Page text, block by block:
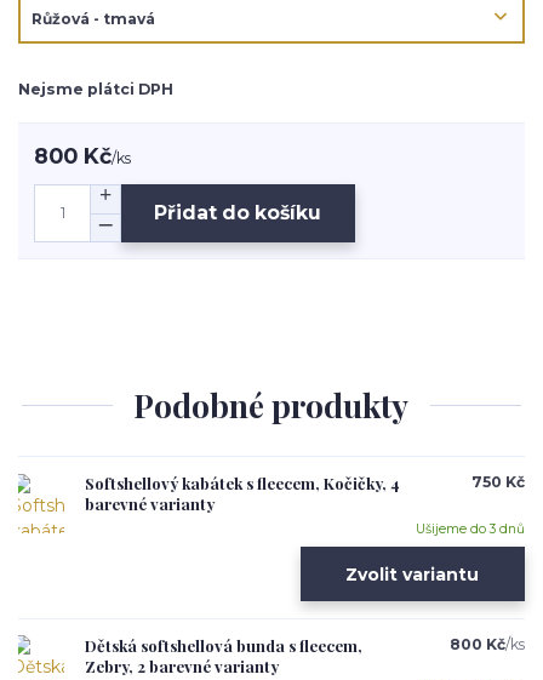
Nejsme plátci DPH
800 Kč/ks
Přidat do košíku
Podobné produkty
Softshellový kabátek s fleecem, Kočičky, 4
barevné varianty
750 Kč
Ušijeme do 3 dnů
Zvolit variantu
Dětská softshellová bunda s fleecem,
Zebry, 2 barevné varianty
800 Kč/ks